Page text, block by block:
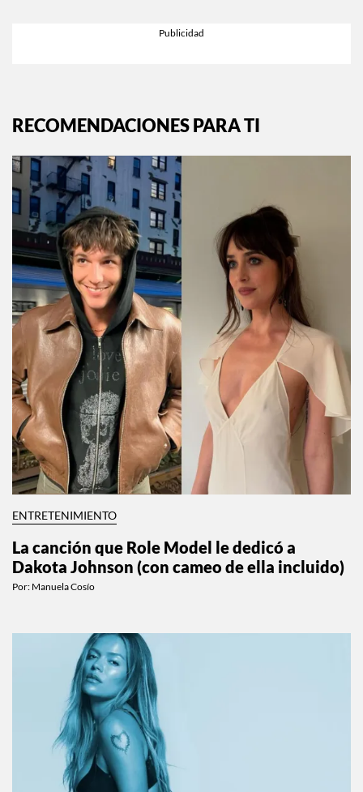
RECOMENDACIONES PARA TI
ENTRETENIMIENTO
La canción que Role Model le dedicó a
Dakota Johnson (con cameo de ella incluido)
Por: Manuela Cosío